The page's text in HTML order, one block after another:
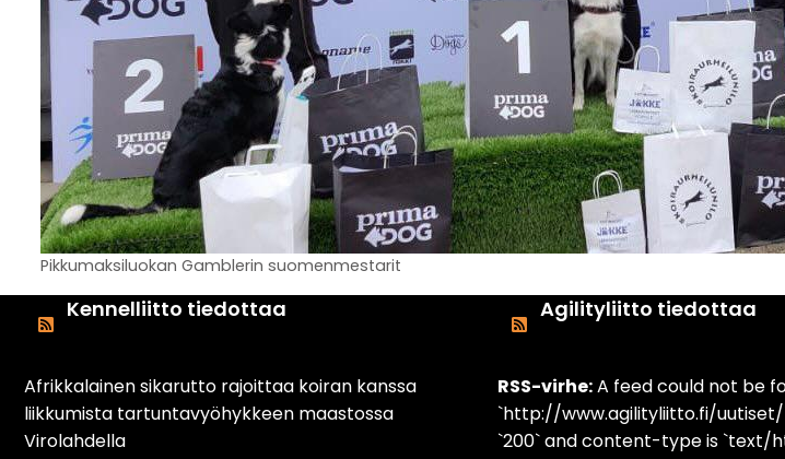
Pikkumaksiluokan Gamblerin suomenmestarit
Kennelliitto tiedottaa
Afrikkalainen sikarutto rajoittaa koiran kanssa
liikkumista tartuntavyöhykkeen maastossa
Virolahdella
Agilityliitto tiedottaa
RSS-virhe:A feed could not be
`http://www.agilityliitto.fi/uutiset/
`200` and content-type is `text/